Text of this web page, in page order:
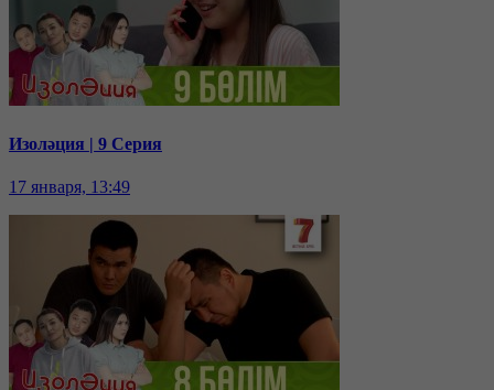
Изоләция | 9 Серия
17 января, 13:49